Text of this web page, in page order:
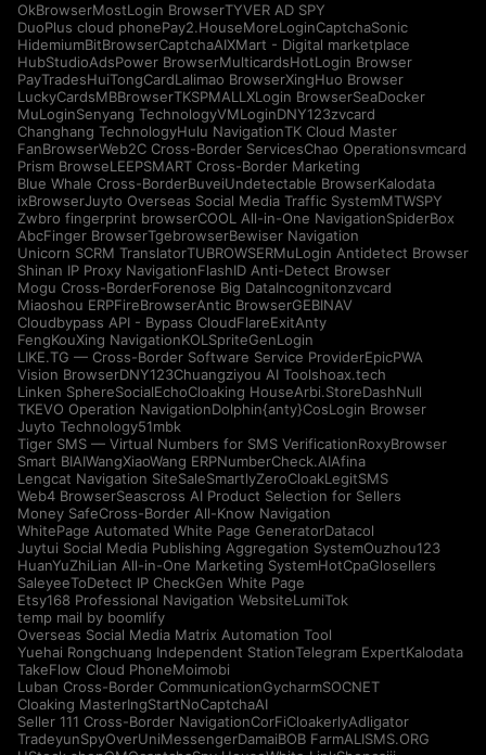
OkBrowserMostLogin BrowserTYVER AD SPY
DuoPlus cloud phonePay2.HouseMoreLoginCaptchaSonic
HidemiumBitBrowserCaptchaAIXMart - Digital marketplace
HubStudioAdsPower BrowserMulticardsHotLogin Browser
PayTradesHuiTongCardLalimao BrowserXingHuo Browser
LuckyCardsMBBrowserTKSPMALLXLogin BrowserSeaDocker
MuLoginSenyang TechnologyVMLoginDNY123zvcard
Changhang TechnologyHulu NavigationTK Cloud Master
FanBrowserWeb2C Cross-Border ServicesChao Operationsvmcard
Prism BrowseLEEPSMART Cross-Border Marketing
Blue Whale Cross-BorderBuveiUndetectable BrowserKalodata
ixBrowserJuyto Overseas Social Media Traffic SystemMTWSPY
Zwbro fingerprint browserCOOL All-in-One NavigationSpiderBox
AbcFinger BrowserTgebrowserBewiser Navigation
Unicorn SCRM TranslatorTUBROWSERMuLogin Antidetect Browser
Shinan IP Proxy NavigationFlashID Anti-Detect Browser
Mogu Cross-BorderForenose Big DataIncognitonzvcard
Miaoshou ERPFireBrowserAntic BrowserGEBINAV
Cloudbypass API - Bypass CloudFlareExitAnty
FengKouXing NavigationKOLSpriteGenLogin
LIKE.TG — Cross-Border Software Service ProviderEpicPWA
Vision BrowserDNY123Chuangziyou AI Toolshoax.tech
Linken SphereSocialEchoCloaking HouseArbi.StoreDashNull
TKEVO Operation NavigationDolphin{anty}CosLogin Browser
Juyto Technology51mbk
Tiger SMS — Virtual Numbers for SMS VerificationRoxyBrowser
Smart BIAIWangXiaoWang ERPNumberCheck.AIAfina
Lengcat Navigation SiteSaleSmartlyZeroCloakLegitSMS
Web4 BrowserSeascross AI Product Selection for Sellers
Money SafeCross-Border All-Know Navigation
WhitePage Automated White Page GeneratorDatacol
Juytui Social Media Publishing Aggregation SystemOuzhou123
HuanYuZhiLian All-in-One Marketing SystemHotCpaGlosellers
SaleyeeToDetect IP CheckGen White Page
Etsy168 Professional Navigation WebsiteLumiTok
temp mail by boomlify
Overseas Social Media Matrix Automation Tool
Yuehai Rongchuang Independent StationTelegram ExpertKalodata
TakeFlow Cloud PhoneMoimobi
Luban Cross-Border CommunicationGycharmSOCNET
Cloaking MasterIngStartNoCaptchaAI
Seller 111 Cross-Border NavigationCorFiCloakerlyAdligator
TradeyunSpyOverUniMessengerDamaiBOB FarmALISMS.ORG